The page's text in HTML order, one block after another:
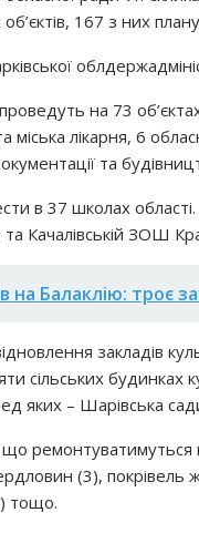
167 з них
на 73
міська лікарня, 6
та
в 37 школах
Качалівській ЗОШ
на Балаклію: троє
закладів
сільських будинках
яких – Шарівська
що
(3), покрівель
тощо.